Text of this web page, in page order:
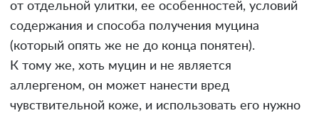
от отдельной улитки, ее особенностей, условий
содержания и способа получения муцина
(который опять же не до конца понятен).
К тому же, хоть муцин и не является
аллергеном, он может нанести вред
чувствительной коже, и использовать его нужно